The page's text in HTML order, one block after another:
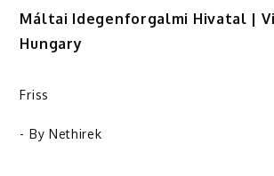
Máltai Idegenforgalmi Hivatal |
Hungary
Friss
- By Nethirek